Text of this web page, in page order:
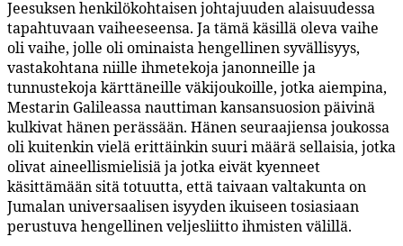
Jeesuksen henkilökohtaisen johtajuuden alaisuudessa
tapahtuvaan vaiheeseensa. Ja tämä käsillä oleva vaihe
oli vaihe, jolle oli ominaista hengellinen syvällisyys,
vastakohtana niille ihmetekoja janonneille ja
tunnustekoja kärttäneille väkijoukoille, jotka aiempina,
Mestarin Galileassa nauttiman kansansuosion päivinä
kulkivat hänen perässään. Hänen seuraajiensa joukossa
oli kuitenkin vielä erittäinkin suuri määrä sellaisia, jotka
olivat aineellismielisiä ja jotka eivät kyenneet
käsittämään sitä totuutta, että taivaan valtakunta on
Jumalan universaalisen isyyden ikuiseen tosiasiaan
perustuva hengellinen veljesliitto ihmisten välillä.